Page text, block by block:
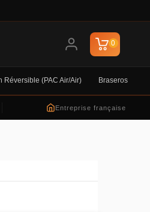
0
Réversible (PAC Air/air) Braseros
Entreprise française